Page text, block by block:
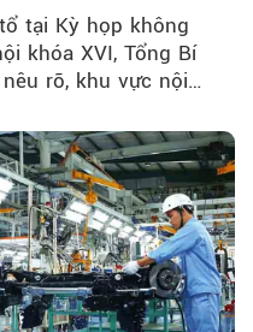
tại Kỳ họp không
khóa XVI, Tổng Bí
rõ, khu vực nội